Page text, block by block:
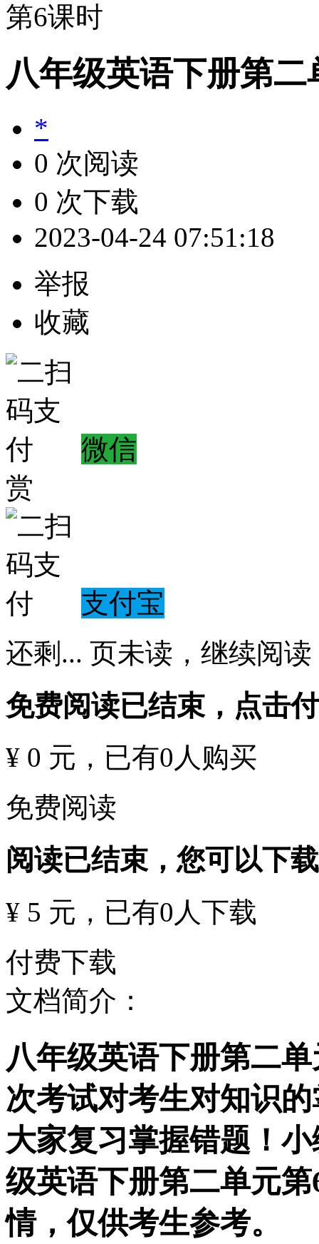
第6课时
八年级英语下册第二
*
0 次阅读
0 次下载
2023-04-24 07:51:18
举报
收藏
微信
赏
支付宝
还剩 ... 页未读， 继续阅读
免费阅读已结束，点击
¥ 0 元 ，已有0 人购买
免费阅读
阅读已结束，您可以下
¥ 5 元 ，已有0 人下载
付费下载
文档简介：
八年级英语下册第二
次考试对考生对知识
大家复习掌握错题！
级英语下册第二单元
情，仅供考生参考。